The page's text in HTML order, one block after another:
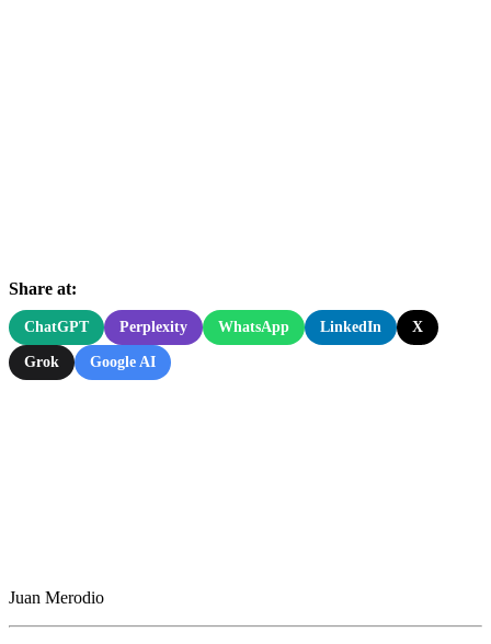
Share at:
ChatGPT Perplexity WhatsApp LinkedIn X
Grok Google AI
Juan Merodio